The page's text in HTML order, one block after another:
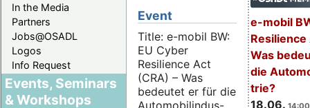
In the Media
Partners
Jobs@OSADL
Logos
Info Request
Events, Seminars
& Workshops
e-mobil
Resilience
Was
die
trie?
18.06.
Event
Title: e-mobil BW:
EU Cyber
Resilience Act
(CRA) – Was
bedeutet er für die
Automobilindus-